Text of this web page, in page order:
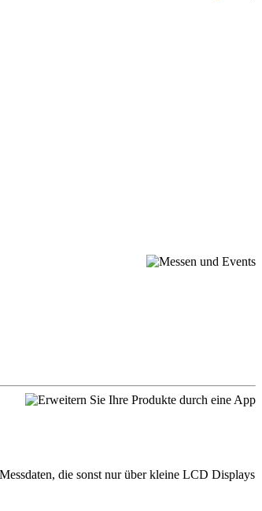
die sonst nur über kleine LCD Displays